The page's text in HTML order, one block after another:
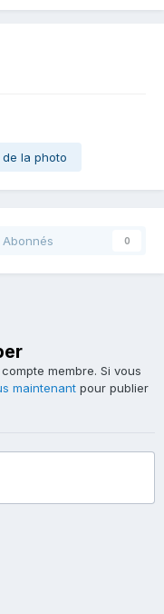
de la photo
Abonnés 0
membre. Si vous
maintenant pour publier